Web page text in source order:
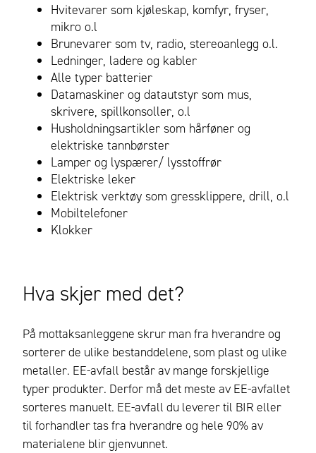
Hvitevarer som kjøleskap, komfyr, fryser,
mikro o.l
Brunevarer som tv, radio, stereoanlegg o.l.
Ledninger, ladere og kabler
Alle typer batterier
Datamaskiner og datautstyr som mus,
skrivere, spillkonsoller, o.l
Husholdningsartikler som hårføner og
elektriske tannbørster
Lamper og lyspærer/ lysstoffrør
Elektriske leker
Elektrisk verktøy som gressklippere, drill, o.l
Mobiltelefoner
Klokker
Hva skjer med det?
På mottaksanleggene skrur man fra hverandre og
sorterer de ulike bestanddelene, som plast og ulike
metaller. EE-avfall består av mange forskjellige
typer produkter. Derfor må det meste av EE-avfallet
sorteres manuelt. EE-avfall du leverer til BIR eller
til forhandler tas fra hverandre og hele 90% av
materialene blir gjenvunnet.